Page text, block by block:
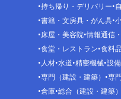
持ち帰り・デリバリー
書籍・文房具・がん具
床屋・美容院 情報通信
食堂・レストラン 食料品
人材 水道 精密機械 設
専門（建設・建築）
専
倉庫 総合（建設・建築）